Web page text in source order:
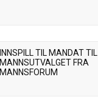
INNSPILL TIL MANDAT TIL
MANNSUTVALGET FRA
MANNSFORUM